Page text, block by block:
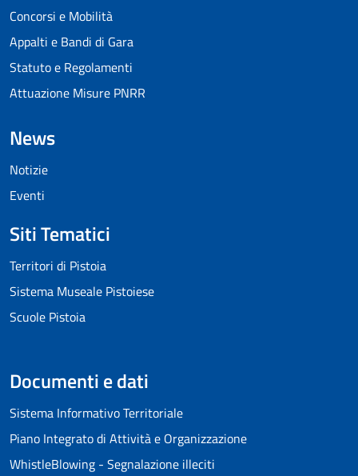
Concorsi e Mobilità
Appalti e Bandi di Gara
Statuto e Regolamenti
Attuazione Misure PNRR
News
Notizie
Eventi
Siti Tematici
Territori di Pistoia
Sistema Museale Pistoiese
Scuole Pistoia
Documenti e dati
Sistema Informativo Territoriale
Piano Integrato di Attività e Organizzazione
WhistleBlowing - Segnalazione illeciti